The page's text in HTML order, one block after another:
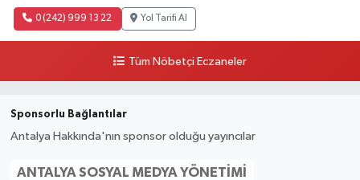
0 (242) 999 13 22 Yol Tarifi Al
Tüm Nöbetçi Eczaneler
Sponsorlu Bağlantılar
Antalya Hakkında'nın sponsor olduğu yayıncılar
ANTALYA SOSYAL MEDYA YÖNETIMI